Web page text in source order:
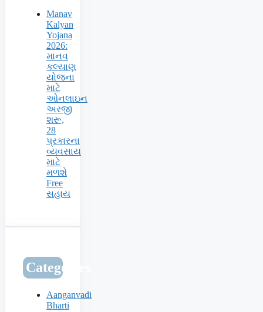
Manav
Kalyan
Yojana
2026:
માનવ
કલ્યાણ
યોજના
માટે
ઓનલાઇન
અરજી
શરૂ,
28
પ્રકારના
વ્યવસાય
માટે
મળશે
Free
સહાય
Categories
Aanganvadi
Bharti